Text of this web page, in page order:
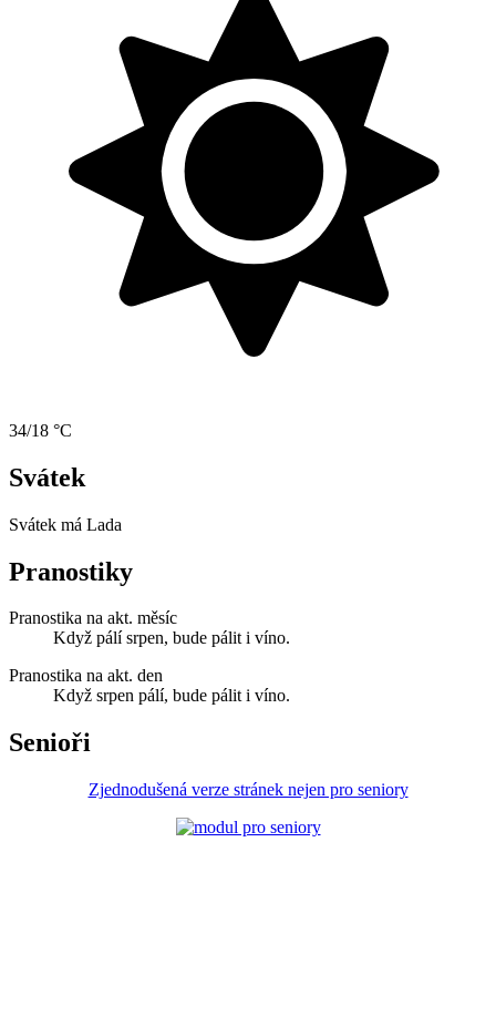
34/18 °C
Svátek
Svátek má Lada
Pranostiky
Pranostika na akt. měsíc
Když pálí srpen, bude pálit i víno.
Pranostika na akt. den
Když srpen pálí, bude pálit i víno.
Senioři
Zjednodušená verze stránek nejen pro seniory